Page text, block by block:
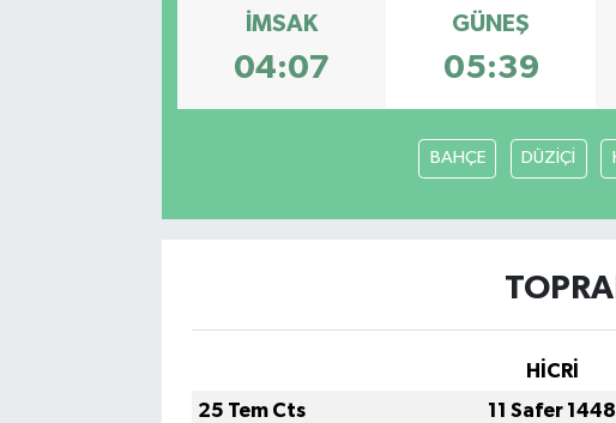
İMSAK
04:07
GÜNEŞ
05:39
BAHÇE DÜZİÇİ
HİCRİ
25 Tem Cts
11 Safer 1448